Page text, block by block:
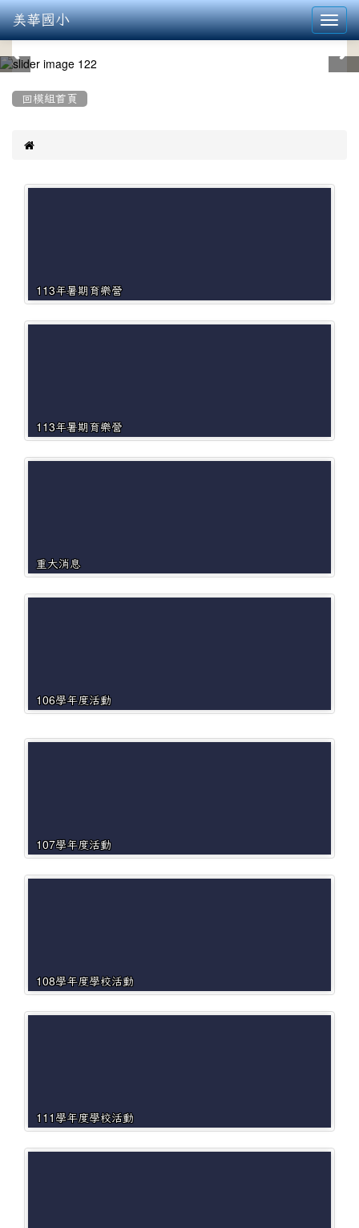
美華國小
回模組首頁

113年暑期育樂營
113年暑期育樂營
重大消息
106學年度活動
107學年度活動
108學年度學校活動
111學年度學校活動